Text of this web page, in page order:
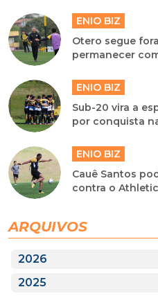
ENIO BIZ
Otero segue
permanecer
ENIO BIZ
Sub-20 vira a
por conquista
ENIO BIZ
Cauê Santos
contra o Athletic
ARQUIVOS
2026
2025